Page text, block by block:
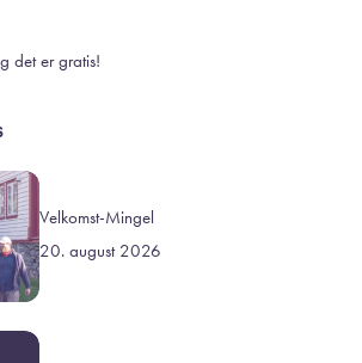
det er gratis!
Velkomst-Mingel
20. august 2026